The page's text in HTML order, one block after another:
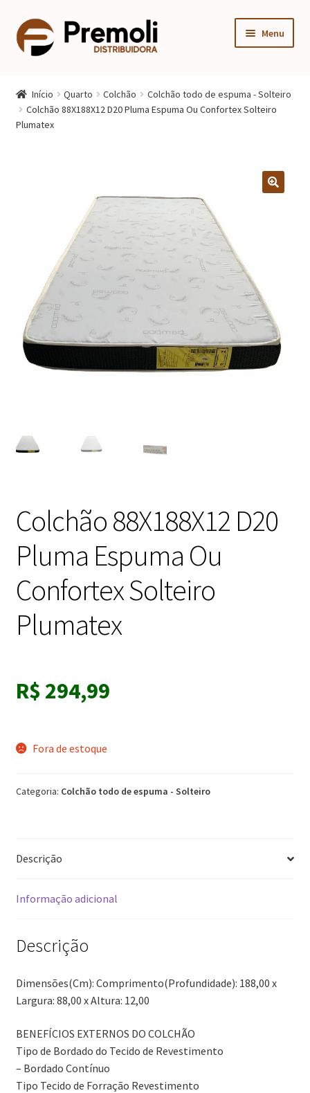
Pular
para
navegação
Pular
para
Menu
menu
Quarto
Mesa Gamer
Início Quarto Colchão
Colchão todo de espuma - Solteiro
Colchão 88X188X12 D20 Pluma Espuma Ou Confortex Solteiro
Plumatex
Colchão 88X188X12 D20
Pluma Espuma Ou
Confortex Solteiro
Plumatex
R$ 294,99
Fora de estoque
Categoria: Colchão todo de espuma - Solteiro
Descrição
Informação adicional
Descrição
Dimensões(Cm): Comprimento(Profundidade): 188,00 x
Largura: 88,00 x Altura: 12,00
BENEFÍCIOS EXTERNOS DO COLCHÃO
Tipo de Bordado do Tecido de Revestimento
– Bordado Contínuo
Tipo Tecido de Forração Revestimento